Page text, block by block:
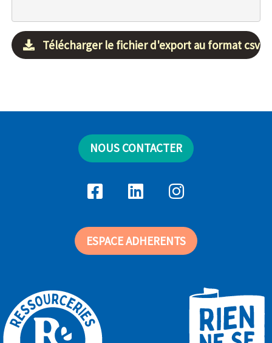
Télécharger le fichier d'export au format csv
NOUS CONTACTER
ESPACE ADHERENTS